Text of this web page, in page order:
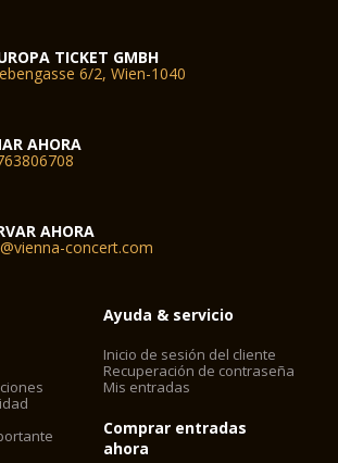
TICKET GMBH
6/2, Wien-1040
AHORA
AHORA
concert.com
Ayuda & servicio
Inicio de sesión del cliente
Recuperación de contraseña
Mis entradas
Comprar entradas
ahora